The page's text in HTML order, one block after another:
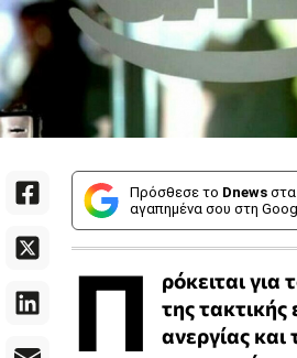
Πρόσθεσε το Dnews στα
αγαπημένα σου στη
Π
ρόκειται για
της τακτικής
ανεργίας